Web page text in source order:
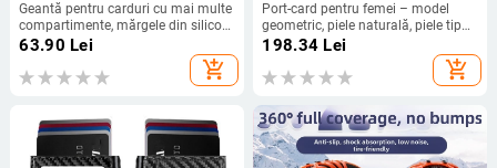
Geantă pentru carduri cu mai multe
compartimente, mărgele din silicon,
căptușeală PU, pliabilă, model
63.90 Lei
add_shopping_cart
Port-card pentru femei – model
geometric, piele naturală, piele tip
split, stil urban, primăvara 2025
198.34 Lei
add_shopping_cart